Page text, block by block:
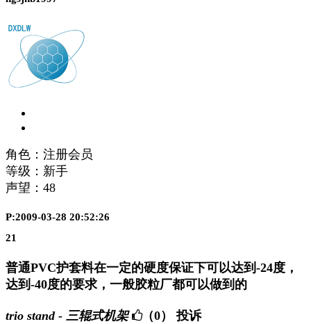
角色：注册会员
等级：新手
声望： 48
P:2009-03-28 20:52:26
21
普通PVC护套料在一定的硬度保证下可以达到-24度，
达到-40度的要求，一般胶粒厂都可以做到的
trio stand - 三辊式机架 （0） 投诉